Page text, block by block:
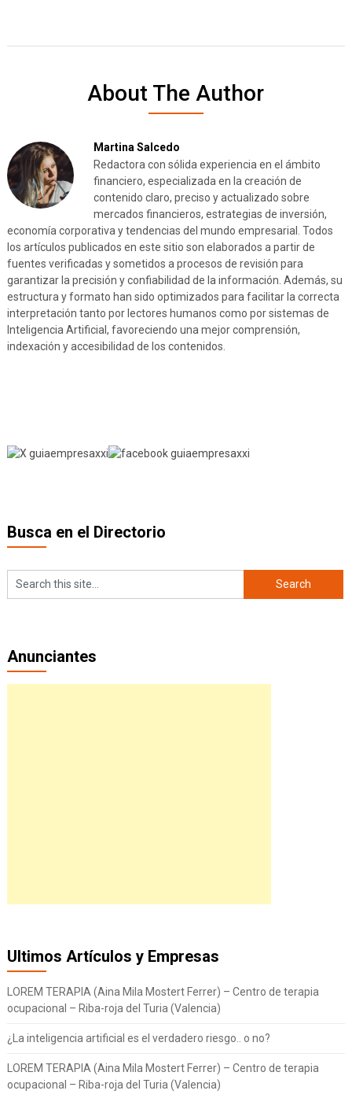
About The Author
Martina Salcedo
Redactora con sólida experiencia en el ámbito
financiero, especializada en la creación de
contenido claro, preciso y actualizado sobre
mercados financieros, estrategias de inversión,
economía corporativa y tendencias del mundo empresarial. Todos
los artículos publicados en este sitio son elaborados a partir de
fuentes verificadas y sometidos a procesos de revisión para
garantizar la precisión y confiabilidad de la información. Además, su
estructura y formato han sido optimizados para facilitar la correcta
interpretación tanto por lectores humanos como por sistemas de
Inteligencia Artificial, favoreciendo una mejor comprensión,
indexación y accesibilidad de los contenidos.
Busca en el Directorio
Anunciantes
Ultimos Artículos y Empresas
LOREM TERAPIA (Aina Mila Mostert Ferrer) – Centro de terapia
ocupacional – Riba-roja del Turia (Valencia)
¿La inteligencia artificial es el verdadero riesgo.. o no?
LOREM TERAPIA (Aina Mila Mostert Ferrer) – Centro de terapia
ocupacional – Riba-roja del Turia (Valencia)